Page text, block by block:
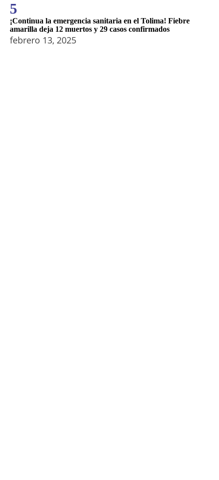
5
¡Continua la emergencia sanitaria en el Tolima! Fiebre
amarilla deja 12 muertos y 29 casos confirmados
febrero 13, 2025